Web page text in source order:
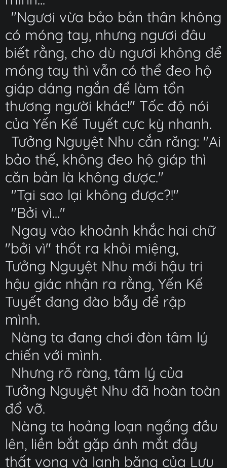
"Ngươi vừa bảo bản thân không
có móng tay, nhưng ngươi đâu
biết rằng, cho dù ngươi không để
móng tay thì vẫn có thể đeo hộ
giáp dáng ngắn để làm tổn
thương người khác!" Tốc độ nói
của Yến Kế Tuyết cực kỳ nhanh.
Tưởng Nguyệt Nhu cắn răng: "Ai
bảo thế, không đeo hộ giáp thì
căn bản là không được."
"Tại sao lại không được?!"
"Bởi vì..."
Ngay vào khoảnh khắc hai chữ
"bởi vì" thốt ra khỏi miệng,
Tưởng Nguyệt Nhu mới hậu tri
hậu giác nhận ra rằng, Yến Kế
Tuyết đang đào bẫy để rập
mình.
Nàng ta đang chơi đòn tâm lý
chiến với mình.
Nhưng rõ ràng, tâm lý của
Tưởng Nguyệt Nhu đã hoàn toàn
đổ vỡ.
Nàng ta hoảng loạn ngẩng đầu
lên, liền bắt gặp ánh mắt đầy
thất vọng và lạnh băng của Lưu